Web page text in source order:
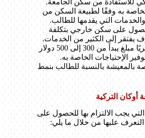
به وفقًا لطبيعة السكن من
التي يقدمها للطالب.
على سكن خارجي بتكلفة
إلى الكثير من الخدمات.
يحتاج الطالب شهريًا مبلغ يبدأ من 300 إلى 500 دولار
الإحتياجات الخاصة به.
بالمعيشة بالنسبة للطالب بنمط
التركية
يجب الالتزام بها للحصول على
التعرف عليها من خلال ما يلي: